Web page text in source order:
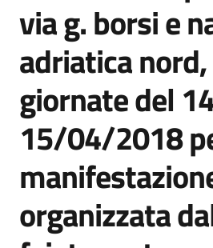
via g. borsi e
adriatica
giornate del
15/04/2018
organizzata